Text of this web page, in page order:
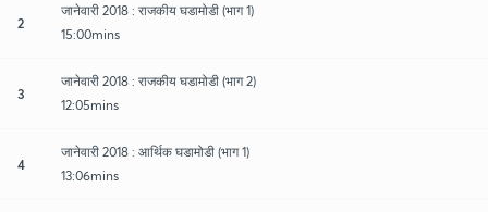
2
जानेवारी 2018 : राजकीय घडामोडी (भाग 1)
15:00mins
3
जानेवारी 2018 : राजकीय घडामोडी (भाग 2)
12:05mins
4
जानेवारी 2018 : आर्थिक घडामोडी (भाग 1)
13:06mins